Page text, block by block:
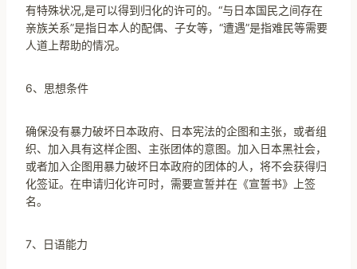
有特殊状况,是可以得到归化的许可的。“与日本国民之间存在
亲族关系”是指日本人的配偶、子女等，“遭遇”是指难民等需要
人道上帮助的情况。
6、思想条件
确保没有暴力破坏日本政府、日本宪法的企图和主张，或者组
织、加入具有这样企图、主张团体的意图。加入日本黑社会，
或者加入企图用暴力破坏日本政府的团体的人，将不会获得归
化签证。在申请归化许可时，需要宣誓并在《宣誓书》上签
名。
7、日语能力